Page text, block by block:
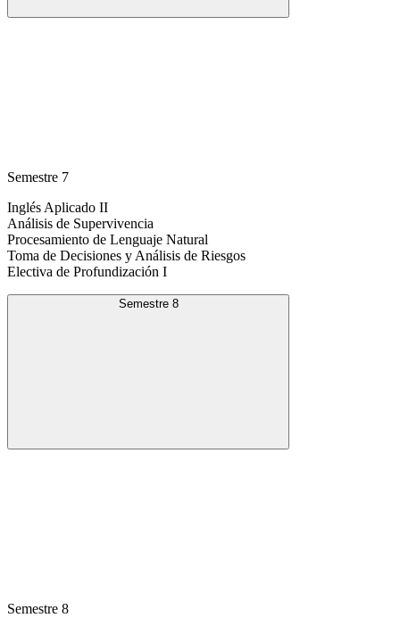
Semestre 7
Inglés Aplicado II
Análisis de Supervivencia
Procesamiento de Lenguaje Natural
Toma de Decisiones y Análisis de Riesgos
Electiva de Profundización I
Semestre 8
Semestre 8